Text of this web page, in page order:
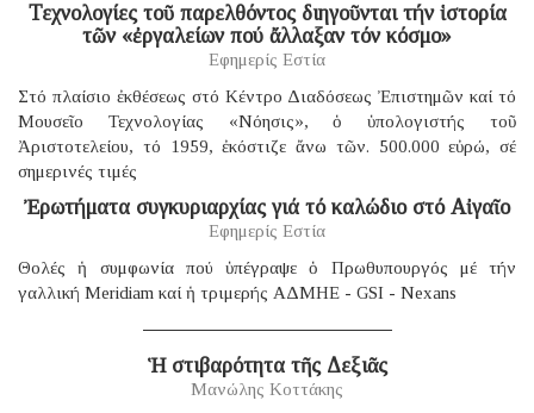
Τεχνολογίες τοῦ παρελθόντος διηγοῦνται τήν ἱστορία
τῶν «ἐργαλείων πού ἄλλαξαν τόν κόσμο»
Εφημερίς Εστία
Στό πλαίσιο ἐκθέσεως στό Κέντρο Διαδόσεως Ἐπιστημῶν καί τό
Μουσεῖο Τεχνολογίας «Νόησις», ὁ ὑπολογιστής τοῦ
Ἀριστοτελείου, τό 1959, ἐκόστιζε ἄνω τῶν. 500.000 εὐρώ, σέ
σημερινές τιμές
Ἐρωτήματα συγκυριαρχίας γιά τό καλώδιο στό Αἰγαῖο
Εφημερίς Εστία
Θολές ἡ συμφωνία πού ὑπέγραψε ὁ Πρωθυπουργός μέ τήν
γαλλική Μeridiam καί ἡ τριμερής ΑΔΜΗΕ - GSI - Nexans
Ἡ στιβαρότητα τῆς Δεξιᾶς
Μανώλης Κοττάκης